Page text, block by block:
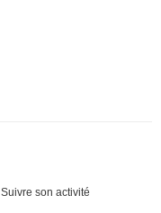
Suivre son activité